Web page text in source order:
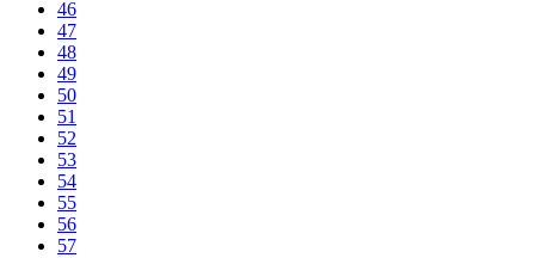
46
47
48
49
50
51
52
53
54
55
56
57